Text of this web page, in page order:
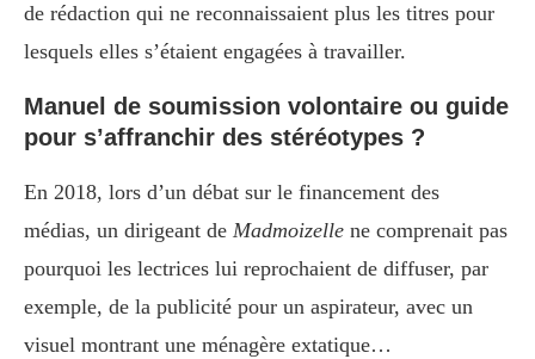
de rédaction qui ne reconnaissaient plus les titres pour
lesquels elles s’étaient engagées à travailler.
Manuel de soumission volontaire ou guide
pour s’affranchir des stéréotypes ?
En 2018, lors d’un débat sur le financement des
médias, un dirigeant de Madmoizelle ne comprenait pas
pourquoi les lectrices lui reprochaient de diffuser, par
exemple, de la publicité pour un aspirateur, avec un
visuel montrant une ménagère extatique…